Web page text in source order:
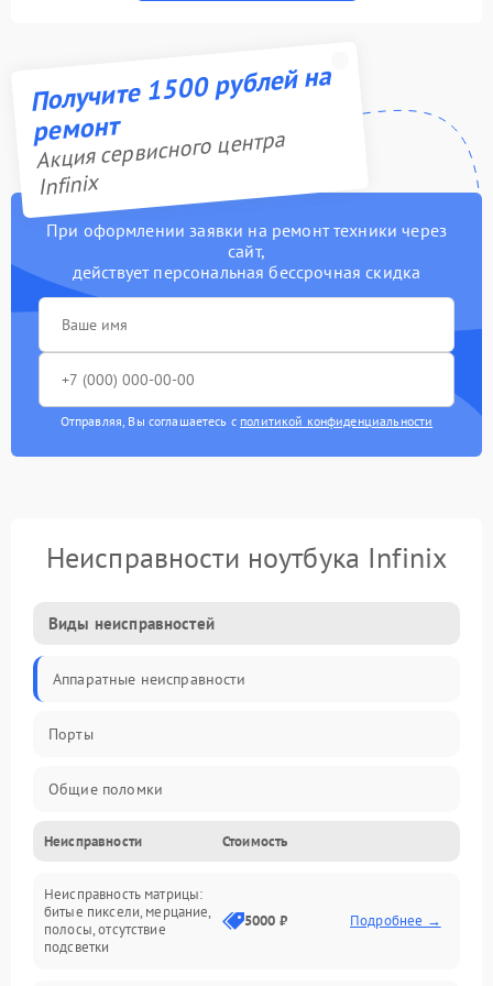
Получите 1500 рублей на
ремонт
Акция сервисного центра
Infinix
При оформлении заявки на ремонт техники через
сайт,
действует персональная бессрочная скидка
Отправляя, Вы соглашаетесь с политикой конфиденциальности
Неисправности ноутбука Infinix
Виды неисправностей
Аппаратные неисправности
Порты
Общие поломки
Устройства
Программные ошибки
Электрические и системные сбои
Неисправности Стоимость
Неисправность матрицы:
битые пиксели, мерцание,
полосы, отсутствие
подсветки
5000 ₽ Подробнее →